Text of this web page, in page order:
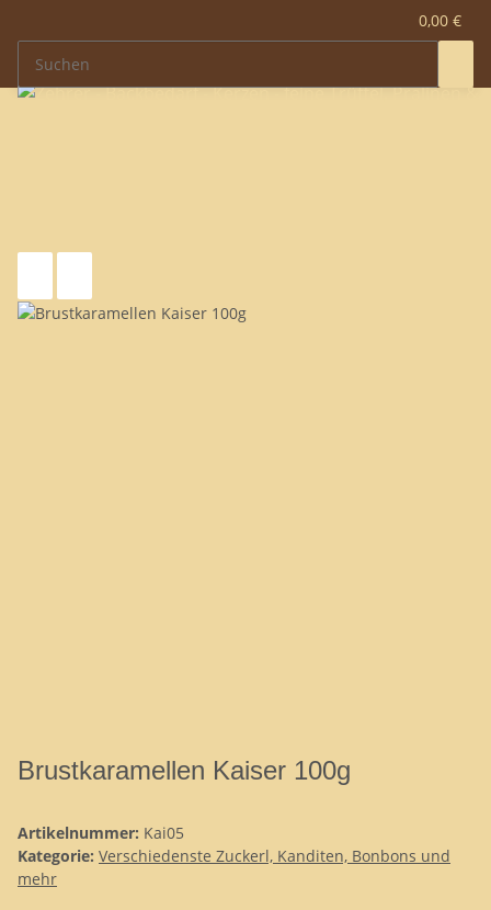
0,00 €
Brustkaramellen Kaiser 100g
Artikelnummer: Kai05
Kategorie: Verschiedenste Zuckerl, Kanditen, Bonbons und
mehr